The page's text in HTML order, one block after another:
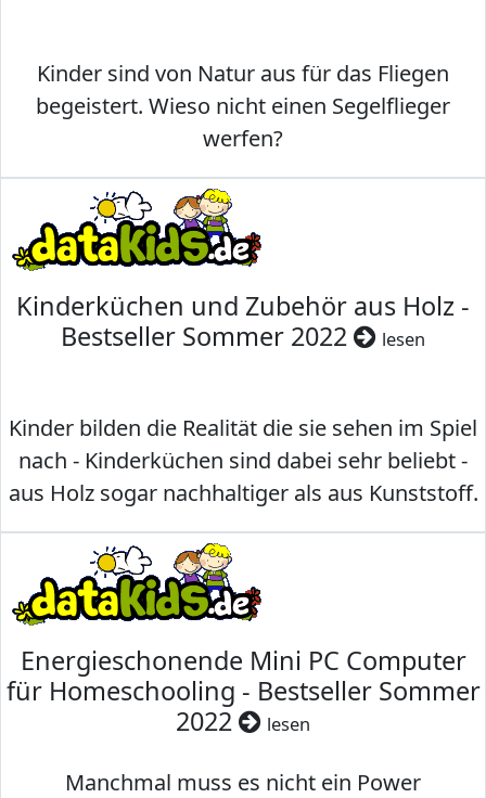
Kinder sind von Natur aus für das Fliegen
begeistert. Wieso nicht einen Segelflieger
werfen?
Kinderküchen und Zubehör aus Holz -
Bestseller Sommer 2022
lesen
Kinder bilden die Realität die sie sehen im Spiel
nach - Kinderküchen sind dabei sehr beliebt -
aus Holz sogar nachhaltiger als aus Kunststoff.
Energieschonende Mini PC Computer
für Homeschooling - Bestseller Sommer
2022
lesen
Manchmal muss es nicht ein Power